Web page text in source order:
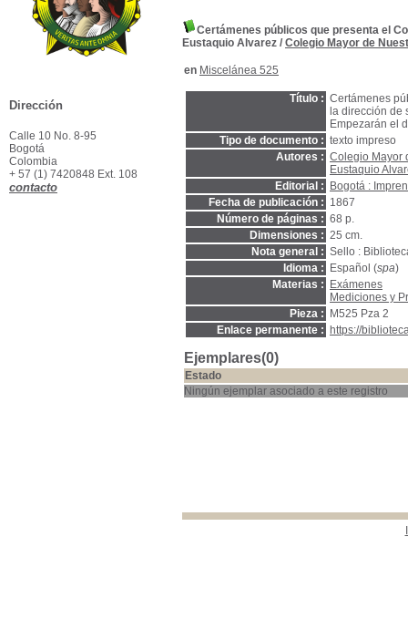
Certámenes públicos que presenta el
Eustaquio Alvarez / Colegio Mayor de
en Miscelánea 525
Título : Certámenes
la dirección de
Empezarán el
Tipo de documento : texto impreso
Autores : Colegio Mayor
Eustaquio
Editorial :
Bogotá :
Fecha de publicación : 1867
Número de páginas : 68 p.
Dimensiones : 25 cm.
Nota general : Sello :
Idioma :
Español (spa)
Materias :
Exámenes
Mediciones y
Pieza :
M525 Pza 2
Enlace permanente :
https://
Ejemplares(0)
Estado
Ningún ejemplar asociado a este registro
Dirección
Calle 10 No. 8-95
Bogotá
Colombia
+ 57 (1) 7420848 Ext. 108
contacto